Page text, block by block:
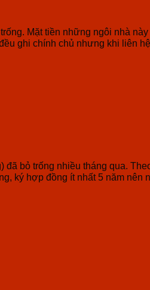
Mặt tiền những ngôi nhà
ghi chính chủ nhưng khi liên
bỏ trống nhiều tháng qua.
ký hợp đồng ít nhất 5 năm nên